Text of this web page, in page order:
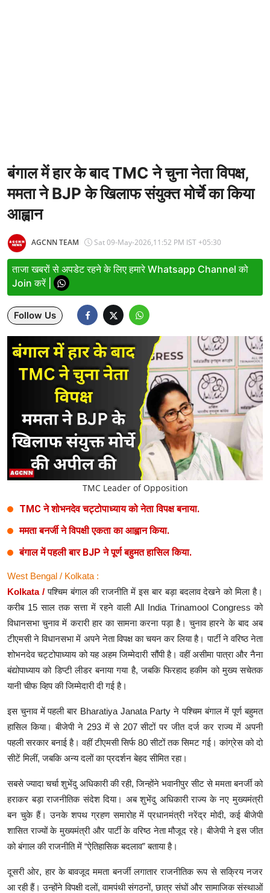
Business
Relationship
Education
Defence & Security
Environment
Lifestyle
Health
Development
Career
Tour & Travel
History Speaks
About Us
Contact Us
बंगाल में हार के बाद TMC ने चुना नेता विपक्ष,
ममता ने BJP के खिलाफ संयुक्त मोर्चे का किया
आह्वान
AGCNN TEAM Sat 09-May-2026,11:52 PM IST +05:30
ताजा खबरों से अपडेट रहने के लिए हमारे Whatsapp Channel को
Join करें |
Follow Us
TMC Leader of Opposition
TMC ने शोभनदेव चट्टोपाध्याय को नेता विपक्ष बनाया.
ममता बनर्जी ने विपक्षी एकता का आह्वान किया.
बंगाल में पहली बार BJP ने पूर्ण बहुमत हासिल किया.
West Bengal / Kolkata :
Kolkata /पश्चिम बंगाल की राजनीति में इस बार बड़ा बदलाव देखने को मिला है।
करीब 15 साल तक सत्ता में रहने वाली All India Trinamool Congress को
विधानसभा चुनाव में करारी हार का सामना करना पड़ा है। चुनाव हारने के बाद अब
टीएमसी ने विधानसभा में अपने नेता विपक्ष का चयन कर लिया है। पार्टी ने वरिष्ठ नेता
शोभनदेव चट्टोपाध्याय को यह अहम जिम्मेदारी सौंपी है। वहीं असीमा पात्रा और नैना
बंद्योपाध्याय को डिप्टी लीडर बनाया गया है, जबकि फिरहाद हकीम को मुख्य सचेतक
यानी चीफ व्हिप की जिम्मेदारी दी गई है।
इस चुनाव में पहली बार Bharatiya Janata Party ने पश्चिम बंगाल में पूर्ण बहुमत
हासिल किया। बीजेपी ने 293 में से 207 सीटों पर जीत दर्ज कर राज्य में अपनी
पहली सरकार बनाई है। वहीं टीएमसी सिर्फ 80 सीटों तक सिमट गई। कांग्रेस को दो
सीटें मिलीं, जबकि अन्य दलों का प्रदर्शन बेहद सीमित रहा।
सबसे ज्यादा चर्चा शुभेंदु अधिकारी की रही, जिन्होंने भवानीपुर सीट से ममता बनर्जी को
हराकर बड़ा राजनीतिक संदेश दिया। अब शुभेंदु अधिकारी राज्य के नए मुख्यमंत्री
बन चुके हैं। उनके शपथ ग्रहण समारोह में प्रधानमंत्री नरेंद्र मोदी, कई बीजेपी
शासित राज्यों के मुख्यमंत्री और पार्टी के वरिष्ठ नेता मौजूद रहे। बीजेपी ने इस जीत
को बंगाल की राजनीति में “ऐतिहासिक बदलाव” बताया है।
दूसरी ओर, हार के बावजूद ममता बनर्जी लगातार राजनीतिक रूप से सक्रिय नजर
आ रही हैं। उन्होंने विपक्षी दलों, वामपंथी संगठनों, छात्र संघों और सामाजिक संस्थाओं